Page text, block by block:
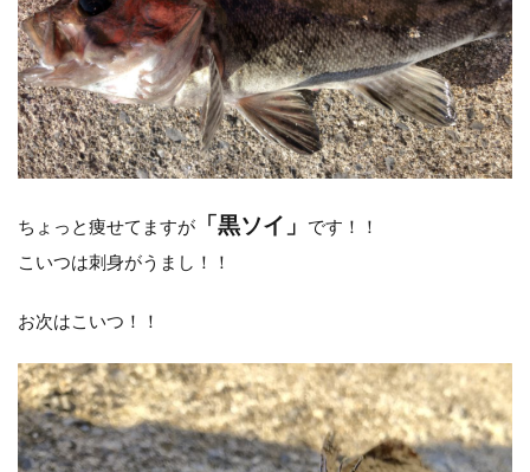
ちょっと痩せてますが 「黒ソイ」
です！！
こいつは刺身がうまし！！
お次はこいつ！！
ゴールデンミーン
サーフロッドスタンド
サーモンバット
サッカー
サモペン
サモメタ
ジグパラサーフ
シマノ
タイドミノーランス
ジャクソン
ジュース
ストリンガー
スナップ
スピンビームＴＧ
スマブラ
黒マグロ